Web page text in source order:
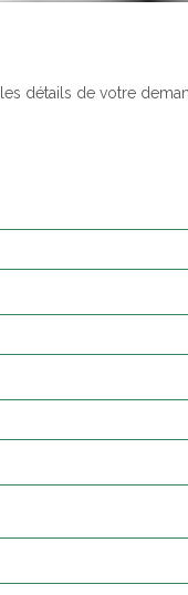
détails de votre